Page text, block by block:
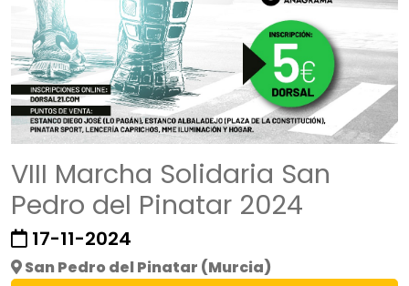
VIII Marcha Solidaria San
Pedro del Pinatar 2024
17-11-2024
San Pedro del Pinatar (Murcia)